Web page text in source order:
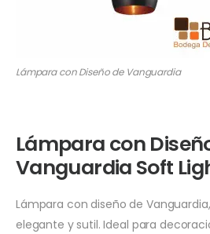
Lámpara con Diseño de Vanguardia
Lámpara con
Vanguardia Soft
Lámpara con diseño de
elegante y sutil. Ideal para